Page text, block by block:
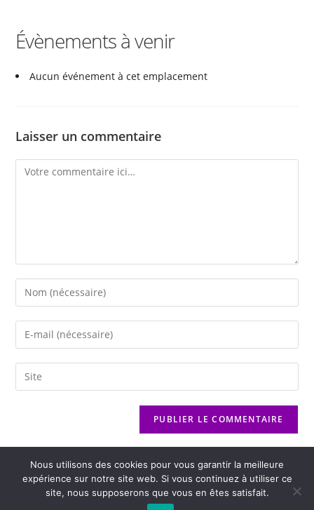
Évènements à venir
Aucun événement à cet emplacement
Laisser un commentaire
Nous utilisons des cookies pour vous garantir la meilleure
expérience sur notre site web. Si vous continuez à utiliser ce
site, nous supposerons que vous en êtes satisfait.